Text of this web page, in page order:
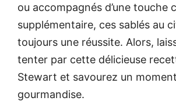
ou accompagnés d’une touche
supplémentaire, ces sablés au
toujours une réussite. Alors,
tenter par cette délicieuse
Stewart et savourez un
gourmandise.